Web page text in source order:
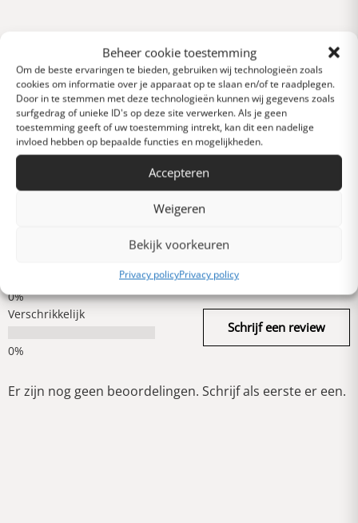
Beheer cookie toestemming
Om de beste ervaringen te bieden, gebruiken wij technologieën zoals
cookies om informatie over je apparaat op te slaan en/of te raadplegen.
Door in te stemmen met deze technologieën kunnen wij gegevens zoals
surfgedrag of unieke ID's op deze site verwerken. Als je geen
toestemming geeft of uw toestemming intrekt, kan dit een nadelige
invloed hebben op bepaalde functies en mogelijkheden.
Accepteren
Weigeren
Bekijk voorkeuren
Privacy policyPrivacy policy
0 van 5 sterren (op
basis van 0 reviews)
Uitstekend
Heel goed
Verschrikkelijk
Schrijf een review
Er zijn nog geen beoordelingen. Schrijf als eerste er een.